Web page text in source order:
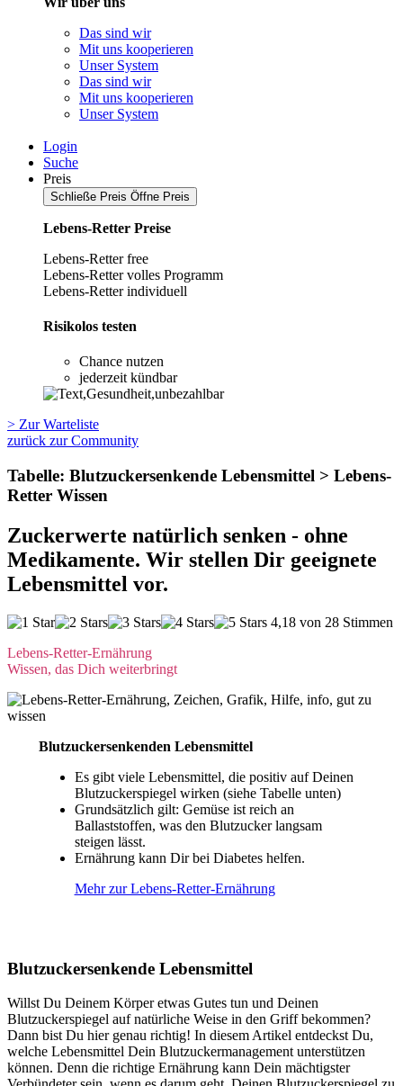
Das sind wir
Mit uns kooperieren
Unser System
Das sind wir
Mit uns kooperieren
Unser System
Login
Suche
Preis
Schließe Preis Öffne Preis
Lebens-Retter Preise
Lebens-Retter free
Lebens-Retter volles Programm
Lebens-Retter individuell
Risikolos testen
Chance nutzen
jederzeit kündbar
> Zur Warteliste
zurück zur Community
Tabelle: Blutzucker­senkende Lebensmittel > Lebens-
Retter Wissen
Zuckerwerte natürlich senken - ohne
Medikamente. Wir stellen Dir geeignete
Lebensmittel vor.
4,18 von 28 Stimmen
Lebens-Retter-Ernährung
Wissen, das Dich weiterbringt
Blutzuckersenkenden Lebensmittel
Es gibt viele Lebensmittel, die positiv auf Deinen
Blutzuckerspiegel wirken (siehe Tabelle unten)
Grundsätzlich gilt: Gemüse ist reich an
Ballaststoffen, was den Blutzucker langsam
steigen lässt.
Ernährung kann Dir bei Diabetes helfen.
Mehr zur Lebens-Retter-Ernährung
Blutzuckersenkende Lebensmittel
Willst Du Deinem Körper etwas Gutes tun und Deinen
Blutzuckerspiegel auf natürliche Weise in den Griff bekommen?
Dann bist Du hier genau richtig! In diesem Artikel entdeckst Du,
welche Lebensmittel Dein Blutzuckermanagement unterstützen
können. Denn die richtige Ernährung kann Dein mächtigster